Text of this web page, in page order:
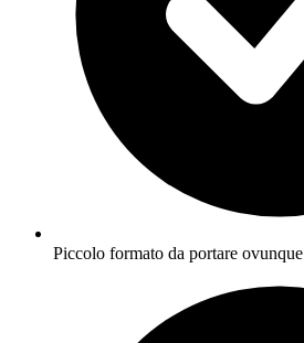
Piccolo formato da portare ovunque